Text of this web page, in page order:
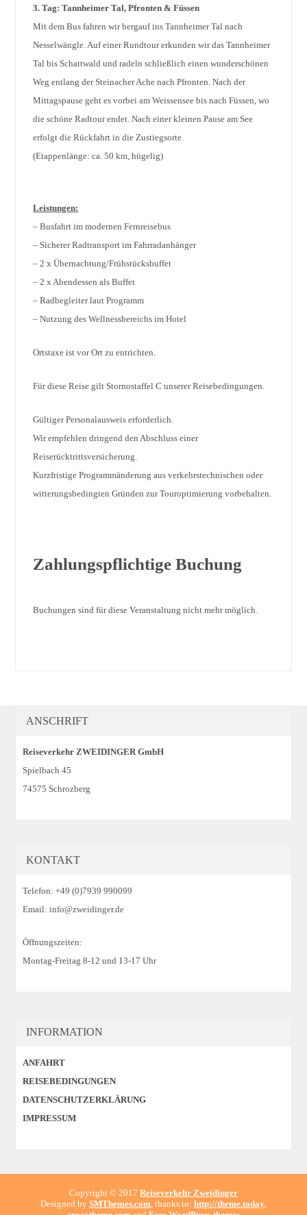
3. Tag: Tannheimer Tal, Pfronten & Füssen
Mit dem Bus fahren wir bergauf ins Tannheimer Tal nach
Nesselwängle. Auf einer Rundtour erkunden wir das Tannheimer
Tal bis Schattwald und radeln schließlich einen wunderschönen
Weg entlang der Steinacher Ache nach Pfronten. Nach der
Mittagspause geht es vorbei am Weissensee bis nach Füssen, wo
die schöne Radtour endet. Nach einer kleinen Pause am See
erfolgt die Rückfahrt in die Zustiegsorte.
(Etappenlänge: ca. 50 km, hügelig)
Leistungen:
– Busfahrt im modernen Fernreisebus
– Sicherer Radtransport im Fahrradanhänger
– 2 x Übernachtung/Frühstücksbuffet
– 2 x Abendessen als Buffet
– Radbegleiter laut Programm
– Nutzung des Wellnessbereichs im Hotel
Ortstaxe ist vor Ort zu entrichten.
Für diese Reise gilt Stornostaffel C unserer Reisebedingungen.
Gültiger Personalausweis erforderlich.
Wir empfehlen dringend den Abschluss einer
Reiserücktrittsversicherung.
Kurzfristige Programmänderung aus verkehrstechnischen oder
witterungsbedingten Gründen zur Touroptimierung vorbehalten.
Zahlungspflichtige Buchung
Buchungen sind für diese Veranstaltung nicht mehr möglich.
ANSCHRIFT
Reiseverkehr ZWEIDINGER GmbH
Spielbach 45
74575 Schrozberg
KONTAKT
Telefon: +49 (0)7939 990099
Email: info@zweidinger.de
Öffnungszeiten:
Montag-Freitag 8-12 und 13-17 Uhr
INFORMATION
ANFAHRT
REISEBEDINGUNGEN
DATENSCHUTZERKLÄRUNG
IMPRESSUM
Copyright © 2017 Reiseverkehr Zweidinger
Designed by SMThemes.com, thanks to: http://theme.today,